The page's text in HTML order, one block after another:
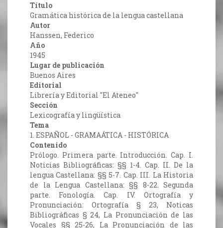
Título
Gramática histórica de la lengua castellana
Autor
Hanssen, Federico
Año
1945
Lugar de publicación
Buenos Aires
Editorial
Librería y Editorial "El Ateneo"
Sección
Lexicografía y lingüística
Tema
1. ESPAÑOL - GRAMAÁTICA - HISTÓRICA
Contenido
Prólogo. Primera parte. Introducción. Cap. I.
Noticias Bibliográficas: §§ 1-4. Cap. II. De la
lengua Castellana: §§ 5-7. Cap. III. La Historia
de la Lengua Castellana: §§ 8-22. Segunda
parte. Fonología. Cap. IV. Ortografía y
Pronunciación: Ortografía § 23, Noticas
Bibliográficas § 24, La Pronunciación de las
Vocales §§ 25-26, La Pronunciación de las